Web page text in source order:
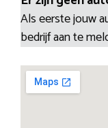
Als eerste jouw
bedrijf aan te